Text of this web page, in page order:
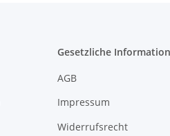
Gesetzliche
AGB
Impressum
Widerrufsrecht